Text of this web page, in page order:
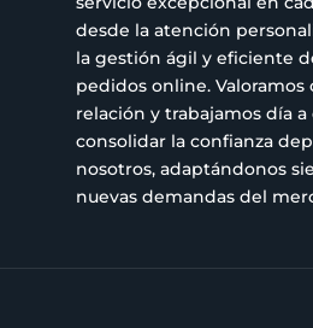
desde la atención
la gestión ágil y eficiente
pedidos online. Valoramos
relación y trabajamos día a
consolidar la confianza
nosotros, adaptándonos
nuevas demandas del